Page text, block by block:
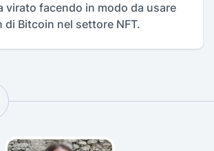
virato facendo in modo da usare
di Bitcoin nel settore NFT.